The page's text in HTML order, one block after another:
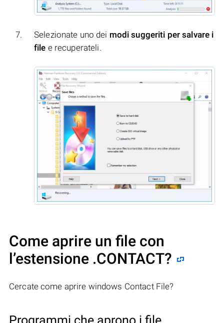
Selezionate uno dei modi suggeriti per salvare i
file e recuperateli.
Come aprire un file con
l’estensione .CONTACT?
Cercate come aprire windows Contact File?